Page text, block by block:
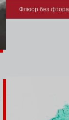
Флюор без фтора